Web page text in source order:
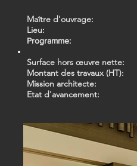
Maître d'ouvrage:
Lieu:
Programme:
Surface hors œuvre nette:
Montant des travaux (HT):
Mission architecte:
Etat d'avancement: